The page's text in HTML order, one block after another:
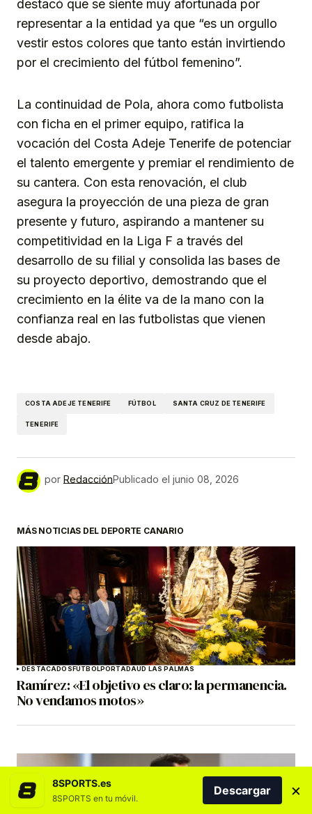
destacó que se siente muy afortunada por
representar a la entidad ya que “es un orgullo
vestir estos colores que tanto están invirtiendo
por el crecimiento del fútbol femenino”.
La continuidad de Pola, ahora como futbolista
con ficha en el primer equipo, ratifica la
vocación del Costa Adeje Tenerife de potenciar
el talento emergente y premiar el rendimiento de
su cantera. Con esta renovación, el club
asegura la proyección de una pieza de gran
presente y futuro, aspirando a mantener su
competitividad en la Liga F a través del
desarrollo de su filial y consolida las bases de
su proyecto deportivo, demostrando que el
crecimiento en la élite va de la mano con la
confianza real en las futbolistas que vienen
desde abajo.
COSTA ADEJE TENERIFE FÚTBOL SANTA CRUZ DE TENERIFE
TENERIFE
por RedacciónPublicado el junio 08, 2026
MÁS NOTICIAS DEL DEPORTE CANARIO
DESTACADOSFÚTBOLPORTADAUD LAS PALMAS
Ramírez: «El objetivo es claro: la permanencia.
No vendamos motos»
8SPORTS.es
8SPORTS en tu móvil.
Descargar ×